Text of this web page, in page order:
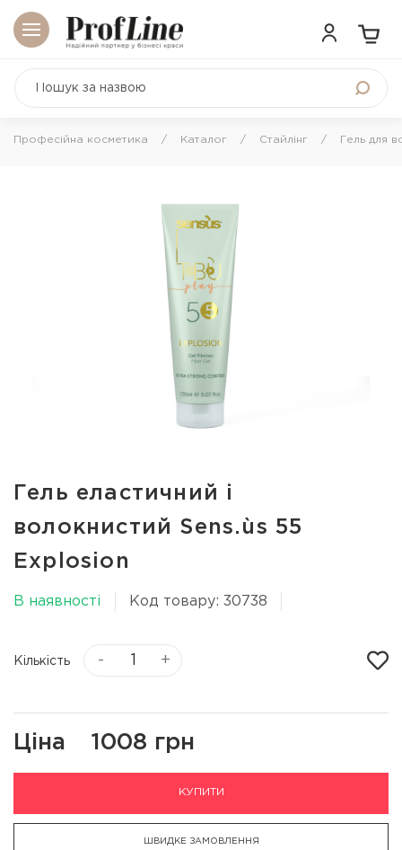
Професійна косметика Каталог Стайлінг Гель для
Гель еластичний і
волокнистий Sens.ùs 55
Explosion
В наявності Код товару: 30738
Кількість - +
Ціна 1008 грн
КУПИТИ
ШВИДКЕ ЗАМОВЛЕННЯ